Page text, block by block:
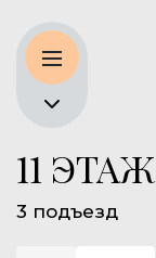
11 ЭТАЖ
3 подъезд